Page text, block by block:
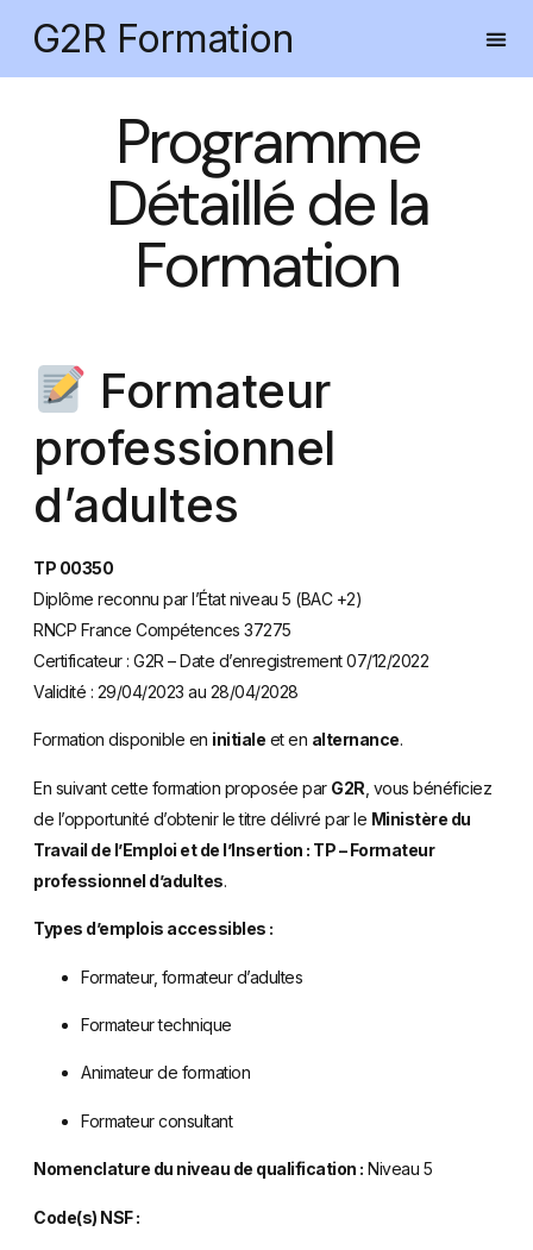
G2R Formation
Programme
Détaillé de la
Formation
Formateur
professionnel
d’adultes
TP 00350
Diplôme reconnu par l’État niveau 5 (BAC +2)
RNCP France Compétences 37275
Certificateur : G2R – Date d’enregistrement 07/12/2022
Validité : 29/04/2023 au 28/04/2028
Formation disponible en initiale et en alternance.
En suivant cette formation proposée par G2R , vous bénéficiez
de l’opportunité d’obtenir le titre délivré par le Ministère du
Travail de l’Emploi et de l’Insertion : TP – Formateur
professionnel d’adultes.
Types d’emplois accessibles :
Formateur, formateur d’adultes
Formateur technique
Animateur de formation
Formateur consultant
Nomenclature du niveau de qualification : Niveau 5
Code(s) NSF :